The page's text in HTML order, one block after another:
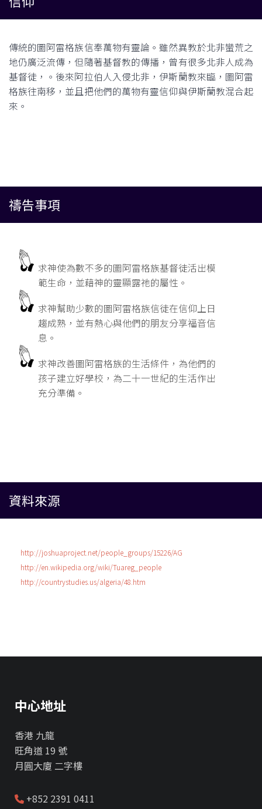
傳統的圖阿雷格族信奉萬物有靈論。雖然異教於北非蠻荒之
地仍廣泛流傳，但隨著基督教的傳播，曾有很多北非人成為
基督徒，。後來阿拉伯人入侵北非，伊斯蘭教來臨，圖阿雷
格族往南移，並且把他們的萬物有靈信仰與伊斯蘭教混合起
來。
禱告事項
求神使為數不多的圖阿雷格族基督徒活出模
範生命，並藉神的靈顯露祂的屬性。
求神幫助少數的圖阿雷格族信徒在信仰上日
趨成熟，並有熱心與他們的朋友分享福音信
息。
求神改善圖阿雷格族的生活條件，為他們的
孩子建立好學校，為二十一世紀的生活作出
充分準備。
資料來源
http://joshuaproject.net/people_groups/15226/AG
http://en.wikipedia.org/wiki/Tuareg_people
http://countrystudies.us/algeria/48.htm
中心地址
香港 九龍
旺角道 19 號
月圓大廈 二字樓
+852 2391 0411